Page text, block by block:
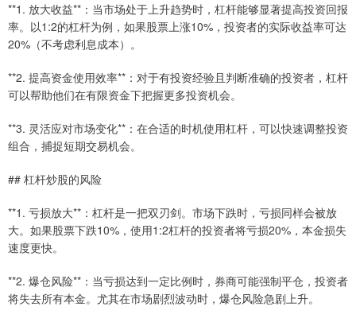
**1. 放大收益**：当市场处于上升趋势时，杠杆能够显著提高投资回报
率。以1:2的杠杆为例，如果股票上涨10%，投资者的实际收益率可达
20%（不考虑利息成本）。
**2. 提高资金使用效率**：对于有投资经验且判断准确的投资者，杠杆
可以帮助他们在有限资金下把握更多投资机会。
**3. 灵活应对市场变化**：在合适的时机使用杠杆，可以快速调整投资
组合，捕捉短期交易机会。
## 杠杆炒股的风险
**1. 亏损放大**：杠杆是一把双刃剑。市场下跌时，亏损同样会被放
大。如果股票下跌10%，使用1:2杠杆的投资者将亏损20%，本金损失
速度更快。
**2. 爆仓风险**：当亏损达到一定比例时，券商可能强制平仓，投资者
将失去所有本金。尤其在市场剧烈波动时，爆仓风险急剧上升。